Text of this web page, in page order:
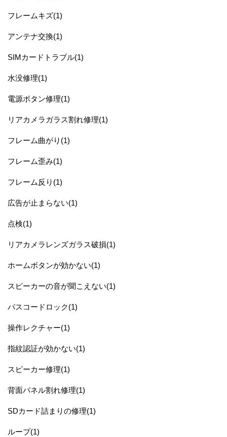
フレームキズ(1)
アンテナ交換(1)
SIMカードトラブル(1)
水没修理(1)
電源ボタン修理(1)
リアカメラガラス割れ修理(1)
フレーム曲がり(1)
フレーム歪み(1)
フレーム反り(1)
広告が止まらない(1)
点検(1)
リアカメラレンズガラス破損(1)
ホームボタンが効かない(1)
スピーカーの音が聞こえない(1)
パスコードロック(1)
操作レクチャー(1)
指紋認証が効かない(1)
スピーカー修理(1)
背面パネル割れ修理(1)
SDカード詰まりの修理(1)
ループ(1)